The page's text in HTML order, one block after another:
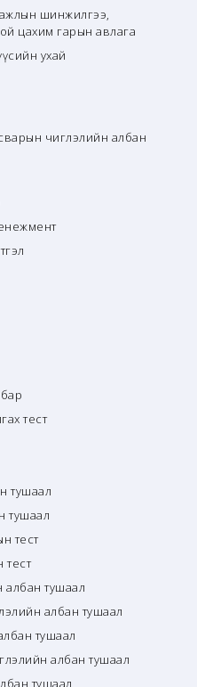
ажлын шинжилгээ,
цахим гарын авлага
ухай
чиглэлийн албан
тест
тушаал
тушаал
тест
тест
албан тушаал
албан тушаал
тушаал
албан тушаал
тушаал